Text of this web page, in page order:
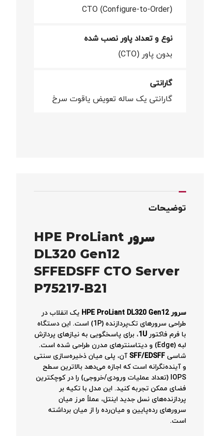
CTO (Configure-to-Order)
نوع و تعداد پاور نصب شده
بدون پاور (CTO)
گارانتی
گارانتی یک ساله تعویض یاقوت سرخ
توضیحات
سرور HPE ProLiant
DL320 Gen12
SFFEDSFF CTO Server
P75217-B21
سرور HPE ProLiant DL320 Gen12
یک انقلاب در
طراحی سرورهای تک‌پردازنده (1P) است. این دستگاه
با فرم فاکتور1U، برای پاسخگویی به نیازهای پردازش
لبه (Edge) و دیتاسنترهای مدرن طراحی شده است.
شاسی SFF/EDSFF آن، پلی میان ذخیره‌سازی سنتی
و آینده‌نگرانه است که اجازه می‌دهد بالاترین سطح
IOPS (تعداد عملیات ورودی/خروجی) را در کوچکترین
فضای ممکن تجربه کنید. این مدل با تکیه بر
پردازنده‌های نسل جدید اینتل، عملاً مرز میان
سرورهای رده‌پایین و میان‌رده را از میان برداشته
است.